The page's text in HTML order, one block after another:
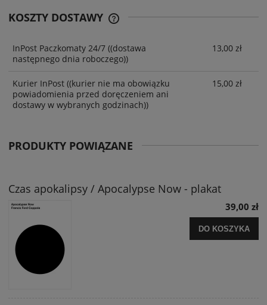
KOSZTY DOSTAWY
InPost Paczkomaty 24/7 ((dostawa
następnego dnia roboczego))
13,00 zł
Kurier InPost ((kurier nie ma obowiązku
powiadomienia przed doręczeniem ani
dostawy w wybranych godzinach))
15,00 zł
PRODUKTY POWIĄZANE
Czas apokalipsy / Apocalypse Now - plakat
39,00 zł
DO KOSZYKA